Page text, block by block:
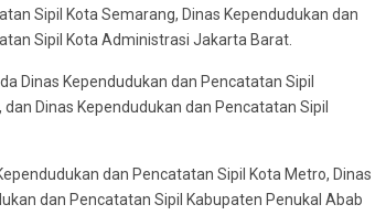
Sipil Kota Semarang, Dinas Kependudukan dan
Sipil Kota Administrasi Jakarta Barat.
Dinas Kependudukan dan Pencatatan Sipil
Dinas Kependudukan dan Pencatatan Sipil
dan Pencatatan Sipil Kota Metro, Dinas
dan Pencatatan Sipil Kabupaten Penukal Abab